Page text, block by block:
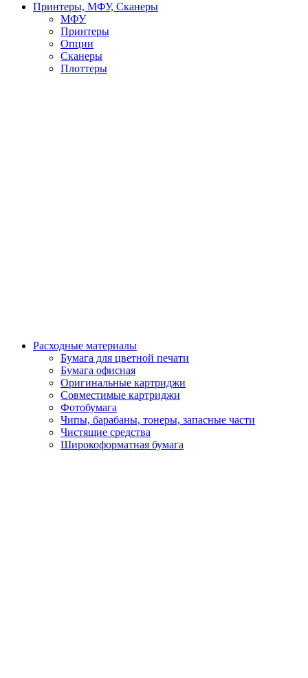
Принтеры, МФУ, Сканеры
МФУ
Принтеры
Опции
Сканеры
Плоттеры
Расходные материалы
Бумага для цветной печати
Бумага офисная
Оригинальные картриджи
Совместимые картриджи
Фотобумага
Чипы, барабаны, тонеры, запасные части
Чистящие средства
Широкоформатная бумага